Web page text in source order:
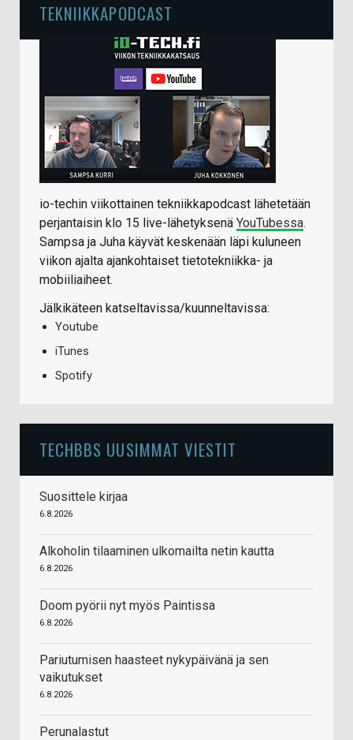
TEKNIIKKAPODCAST
io-techin viikottainen tekniikkapodcast lähetetään
perjantaisin klo 15 live-lähetyksenä YouTubessa.
Sampsa ja Juha käyvät keskenään läpi kuluneen
viikon ajalta ajankohtaiset tietotekniikka- ja
mobiiliaiheet.
Jälkikäteen katseltavissa/kuunneltavissa:
Youtube
iTunes
Spotify
TECHBBS UUSIMMAT VIESTIT
Suosittele kirjaa
6.8.2026
Alkoholin tilaaminen ulkomailta netin kautta
6.8.2026
Doom pyörii nyt myös Paintissa
6.8.2026
Pariutumisen haasteet nykypäivänä ja sen
vaikutukset
6.8.2026
Perunalastut